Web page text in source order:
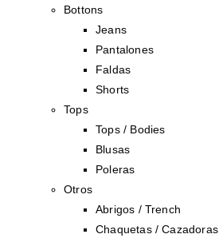
Bottons
Jeans
Pantalones
Faldas
Shorts
Tops
Tops / Bodies
Blusas
Poleras
Otros
Abrigos / Trench
Chaquetas / Cazadoras